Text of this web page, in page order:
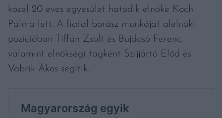
közel 20 éves egyesület hatodik elnöke Koch
Pálma lett. A fiatal borász munkáját alelnöki
pozícióban Tiffán Zsolt és Bujdosó Ferenc,
valamint elnökségi tagként Szijjártó Előd és
Vabrik Ákos segítik.